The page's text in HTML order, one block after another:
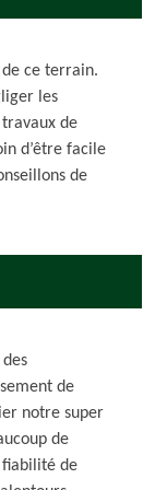
ce terrain.
les
de
d’être facile
de
de
notre super
de
fiabilité de